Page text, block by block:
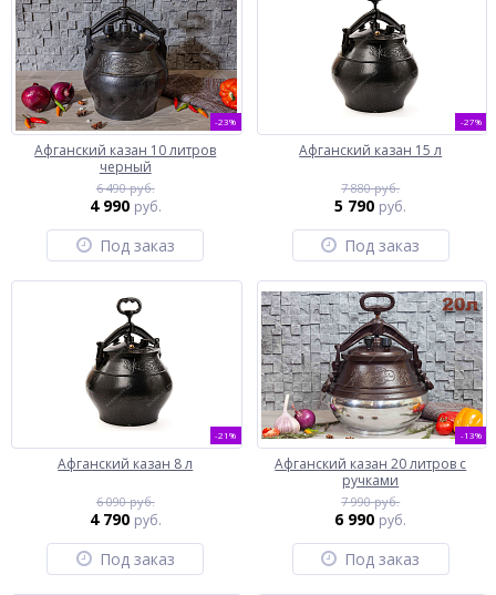
-23%
Афганский казан 10 литров
черный
6 490 руб.
4 990 руб.
Под заказ
-27%
Афганский казан 15 л
7 880 руб.
5 790 руб.
Под заказ
-21%
Афганский казан 8 л
6 090 руб.
4 790 руб.
Под заказ
-13%
Афганский казан 20 литров с
ручками
7 990 руб.
6 990 руб.
Под заказ